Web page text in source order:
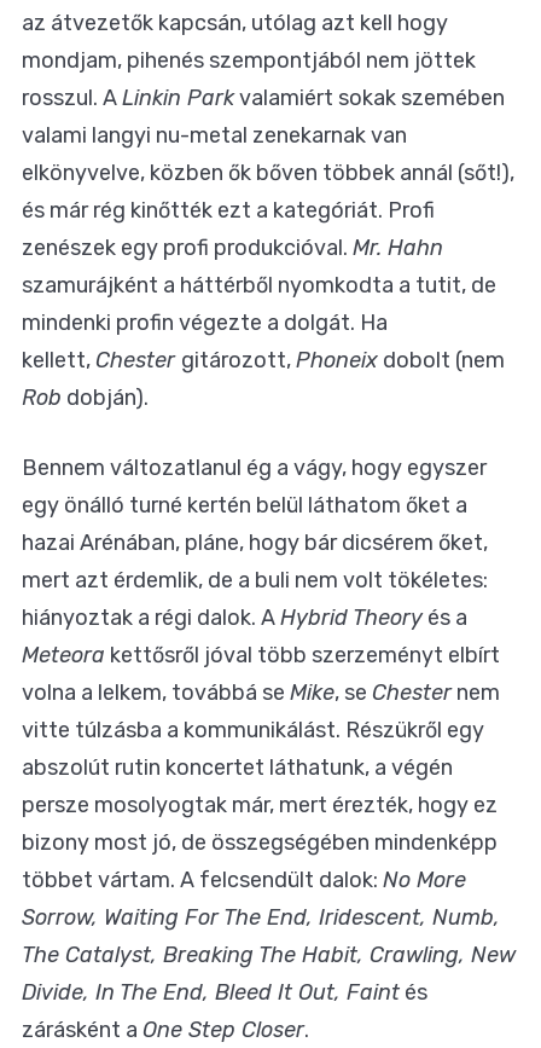
az átvezetők kapcsán, utólag azt kell hogy
mondjam, pihenés szempontjából nem jöttek
rosszul. ALinkin Parkvalamiért sokak szemében
valami langyi nu-metal zenekarnak van
elkönyvelve, közben ők bőven többek annál (sőt!),
és már rég kinőtték ezt a kategóriát. Profi
zenészek egy profi produkcióval. Mr. Hahn
szamurájként a háttérből nyomkodta a tutit, de
mindenki profin végezte a dolgát. Ha
kellett, Chester gitározott,Phoneix dobolt (nem
Rob dobján).
Bennem változatlanul ég a vágy, hogy egyszer
egy önálló turné kertén belül láthatom őket a
hazai Arénában, pláne, hogy bár dicsérem őket,
mert azt érdemlik, de a buli nem volt tökéletes:
hiányoztak a régi dalok. AHybrid Theoryés a
Meteora kettősről jóval több szerzeményt elbírt
volna a lelkem, továbbá se Mike, se Chesternem
vitte túlzásba a kommunikálást. Részükről egy
abszolút rutin koncertet láthatunk, a végén
persze mosolyogtak már, mert érezték, hogy ez
bizony most jó, de összegségében mindenképp
többet vártam. A felcsendült dalok: No More
Sorrow, Waiting For The End, Iridescent, Numb,
The Catalyst, Breaking The Habit, Crawling, New
Divide, In The End, Bleed It Out, Faint és
zárásként a One Step Closer.